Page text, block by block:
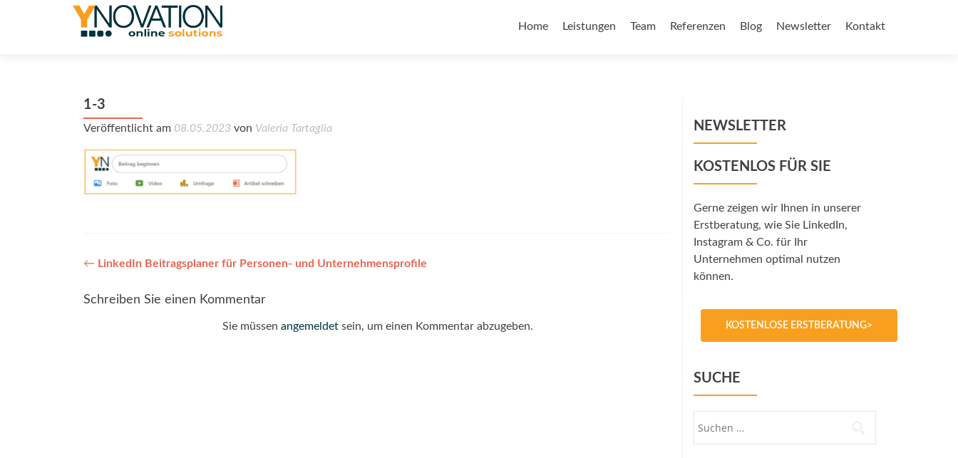
Home Leistungen Team Referenzen Blog Newsletter Kontakt
1-3
Veröffentlicht am 08.05.2023 von Valeria Tartaglia
Post
navigation
← LinkedIn Beitragsplaner für Personen- und Unternehmensprofile
Schreiben Sie einen Kommentar
Sie müssen angemeldetsein, um einen Kommentar abzugeben.
NEWSLETTER
KOSTENLOS FÜR SIE
Gerne zeigen wir Ihnen in unserer
Erstberatung, wie Sie LinkedIn,
Instagram & Co. für Ihr
Unternehmen optimal nutzen
können.
KOSTENLOSE ERSTBERATUNG>
SUCHE